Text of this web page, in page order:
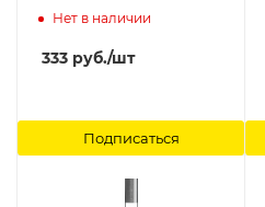
Зеленый 1,5 мм
Нет в наличии
333 руб./шт
Подписаться